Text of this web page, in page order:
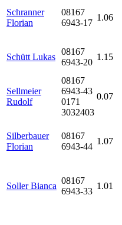
Schranner
Florian
08167
6943-17
1.06
Schütt Lukas
08167
6943-20
1.15
Sellmeier
Rudolf
08167
6943-43
0171
3032403
0.07
Silberbauer
Florian
08167
6943-44
1.07
Soller Bianca
08167
6943-33
1.01